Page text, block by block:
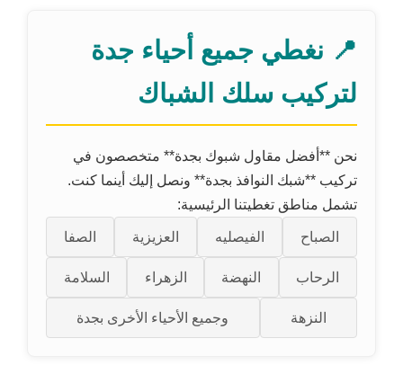
📍 نغطي جميع أحياء جدة
لتركيب سلك الشباك
نحن **أفضل مقاول شبوك بجدة** متخصصون في
تركيب **شبك النوافذ بجدة** ونصل إليك أينما كنت.
تشمل مناطق تغطيتنا الرئيسية:
الصباح الفيصليه العزيزية الصفا
الرحاب النهضة الزهراء السلامة
النزهة وجميع الأحياء الأخرى بجدة